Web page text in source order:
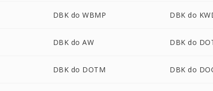
DBK do WBMP DBK do
DBK do AW DBK do
DBK do DOTM DBK do